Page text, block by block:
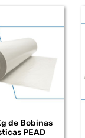
de Bobinas
PEAD